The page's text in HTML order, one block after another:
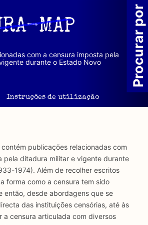
MAP
com a censura imposta pela
durante o Estado Novo
Instruções de utilização
contém publicações relacionadas com
pela ditadura militar e vigente durante
1974). Além de recolher escritos
forma como a censura tem sido
então, desde abordagens que se
das instituições censórias, até às
a censura articulada com diversos
Procurar por